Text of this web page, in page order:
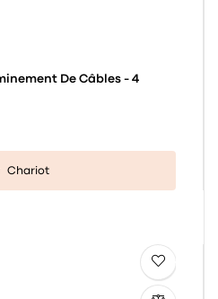
De Câbles - 4
Chariot